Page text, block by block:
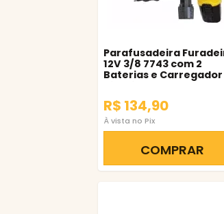
Parafusadeira
12V 3/8 7743 com 2
Baterias e
R$ 134,90
À vista no Pix
COMPRAR